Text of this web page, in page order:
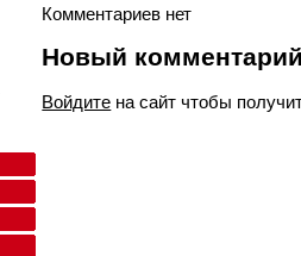
Комментариев нет
Новый
Войдите на сайт чтобы